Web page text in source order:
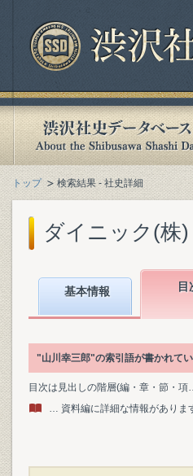
トップ 検索結果 - 社史詳細
ダイニック(株
基本情報 目
"山川幸三郎"の索引語が書かれて
目次は見出しの階層(編・章・節・
… 資料編に詳細な情報がありま